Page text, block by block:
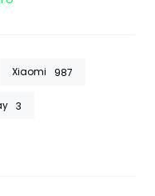
Xiaomi 987
3